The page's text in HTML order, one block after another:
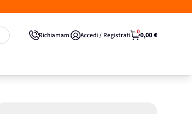
Richiamami Accedi / Registrati 00,00 €